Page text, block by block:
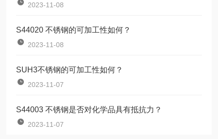
2023-11-08
S44020 不锈钢的可加工性如何？
2023-11-08
SUH3不锈钢的可加工性如何？
2023-11-07
S44003 不锈钢是否对化学品具有抵抗力？
2023-11-07